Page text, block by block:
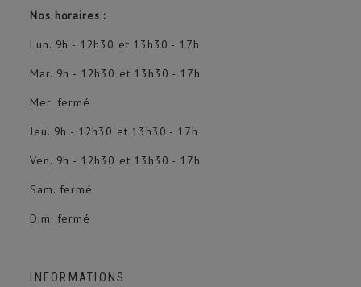
Nos horaires :
Lun. 9h - 12h30 et 13h30 - 17h
Mar. 9h - 12h30 et 13h30 - 17h
Mer. fermé
Jeu. 9h - 12h30 et 13h30 - 17h
Ven. 9h - 12h30 et 13h30 - 17h
Sam. fermé
Dim. fermé
INFORMATIONS